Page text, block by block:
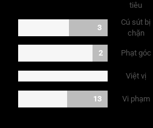
tiêu
3
Cú sút bị
chặn
2 Phạt góc
Việt vị
13 Vi phạm